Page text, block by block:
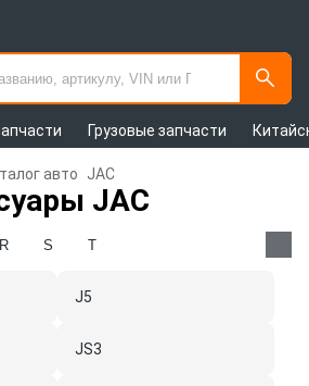
Грузовые запчасти
авто JAC
JAC
R S T
J5
JS3